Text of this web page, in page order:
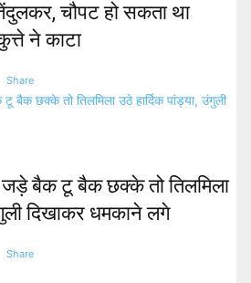
चौपट हो सकता था
ने काटा
Share
बैक टू बैक छक्के तो तिलमिला
दिखाकर धमकाने लगे
Share